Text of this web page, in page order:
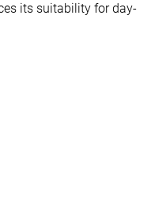
its suitability for day-